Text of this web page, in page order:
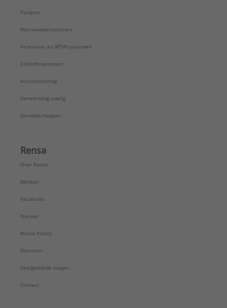
Pompen
Warmwatersystemen
Ventilatie- en WTW-systemen
Zonlichtsystemen
Airconditioning
Verwarming overig
Gereedschappen
Rensa
Over Rensa
Merken
Vacatures
Nieuws
Rensa Family
Diensten
Veelgestelde vragen
Contact